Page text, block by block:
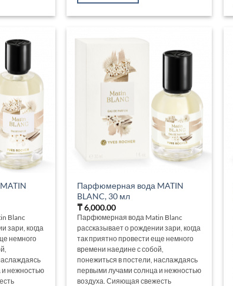
Blanc
зари, когда
немного
и нежностью
Парфюмерная вода MATIN
BLANC, 30 мл
₸6,000.00
Парфюмерная вода Matin Blanc
рассказывает о рождении зари, когда
так приятно провести еще немного
времени наедине с собой,
понежиться в постели, наслаждаясь
первыми лучами солнца и нежностью
воздуха. Сияющая свежесть